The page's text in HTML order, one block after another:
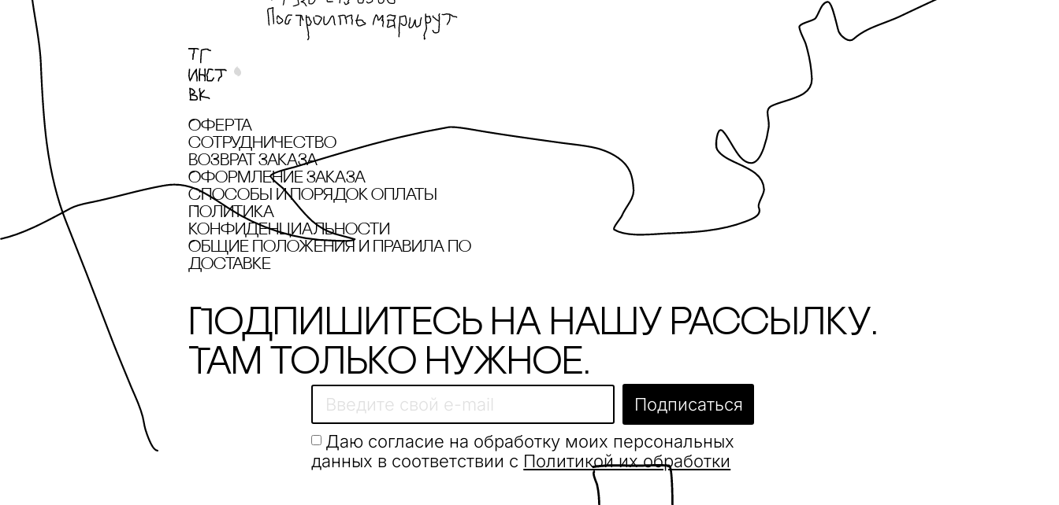
Оферта
сотрудничество
Возврат заказа
Оформление заказа
cпособы и порядок оплаты
Политика
конфиденциальности
Общие положения и правила по
доставке
Подпишитесь на нашу рассылку.
Там только нужное.
Даю согласие на обработку моих персональных
данных в соответствии с Политикой их обработки
Подписаться